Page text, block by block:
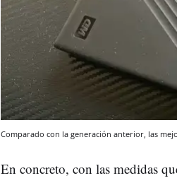
Comparado con la generación anterior, las
En concreto, con las medidas